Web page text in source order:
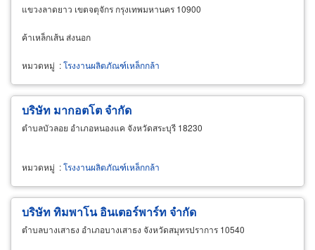
แขวงลาดยาว เขตจตุจักร กรุงเทพมหานคร 10900
ค้าเหล็กเส้น ส่งนอก
หมวดหมู่ :โรงงานผลิตภัณฑ์เหล็กกล้า
บริษัท มากอตโต จำกัด
ตำบลบัวลอย อำเภอหนองแค จังหวัดสระบุรี 18230
หมวดหมู่ :โรงงานผลิตภัณฑ์เหล็กกล้า
บริษัท ทิมพาโน อินเตอร์พาร์ท จำกัด
ตำบลบางเสาธง อำเภอบางเสาธง จังหวัดสมุทรปราการ 10540